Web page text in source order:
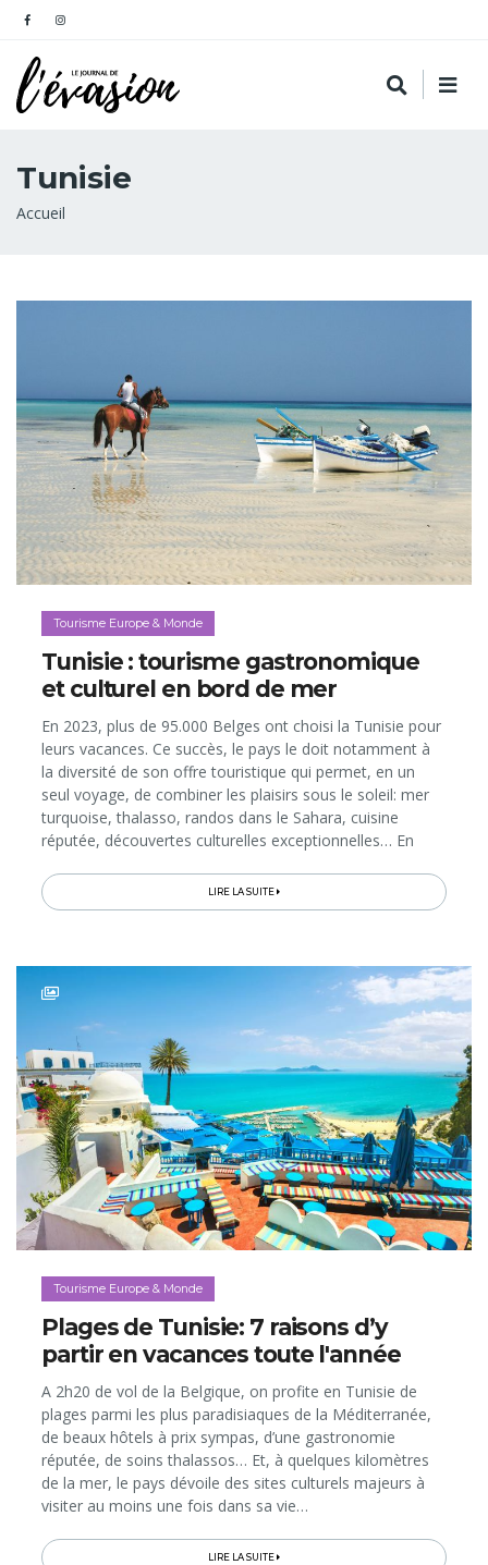
Tunisie
Fil
Accueil
Tourisme Europe & Monde
Tunisie : tourisme gastronomique
et culturel en bord de mer
En 2023, plus de 95.000 Belges ont choisi la Tunisie pour
leurs vacances. Ce succès, le pays le doit notamment à
la diversité de son offre touristique qui permet, en un
seul voyage, de combiner les plaisirs sous le soleil: mer
turquoise, thalasso, randos dans le Sahara, cuisine
réputée, découvertes culturelles exceptionnelles… En
présente...
LIRE LA SUITE
Tourisme Europe & Monde
Plages de Tunisie: 7 raisons d’y
partir en vacances toute l'année
A 2h20 de vol de la Belgique, on profite en Tunisie de
plages parmi les plus paradisiaques de la Méditerranée,
de beaux hôtels à prix sympas, d’une gastronomie
réputée, de soins thalassos… Et, à quelques kilomètres
de la mer, le pays dévoile des sites culturels majeurs à
visiter au moins une fois dans sa vie…
LIRE LA SUITE